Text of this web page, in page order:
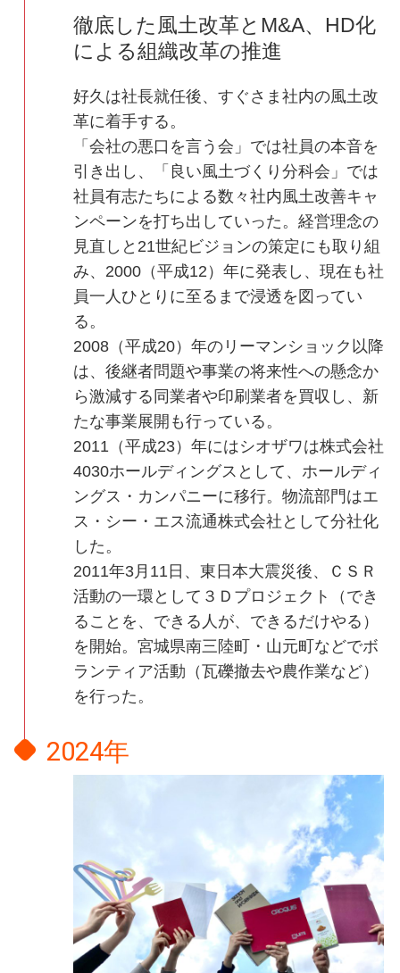
徹底した風土改革とM&A、HD化
による組織改革の推進
好久は社長就任後、すぐさま社内の風土改
革に着手する。
「会社の悪口を言う会」では社員の本音を
引き出し、「良い風土づくり分科会」では
社員有志たちによる数々社内風土改善キャ
ンペーンを打ち出していった。経営理念の
見直しと21世紀ビジョンの策定にも取り組
み、2000（平成12）年に発表し、現在も社
員一人ひとりに至るまで浸透を図ってい
る。
2008（平成20）年のリーマンショック以降
は、後継者問題や事業の将来性への懸念か
ら激減する同業者や印刷業者を買収し、新
たな事業展開も行っている。
2011（平成23）年にはシオザワは株式会社
4030ホールディングスとして、ホールディ
ングス・カンパニーに移行。物流部門はエ
ス・シー・エス流通株式会社として分社化
した。
2011年3月11日、東日本大震災後、ＣＳＲ
活動の一環として３Ｄプロジェクト（でき
ることを、できる人が、できるだけやる）
を開始。宮城県南三陸町・山元町などでボ
ランティア活動（瓦礫撤去や農作業など）
を行った。
2024年